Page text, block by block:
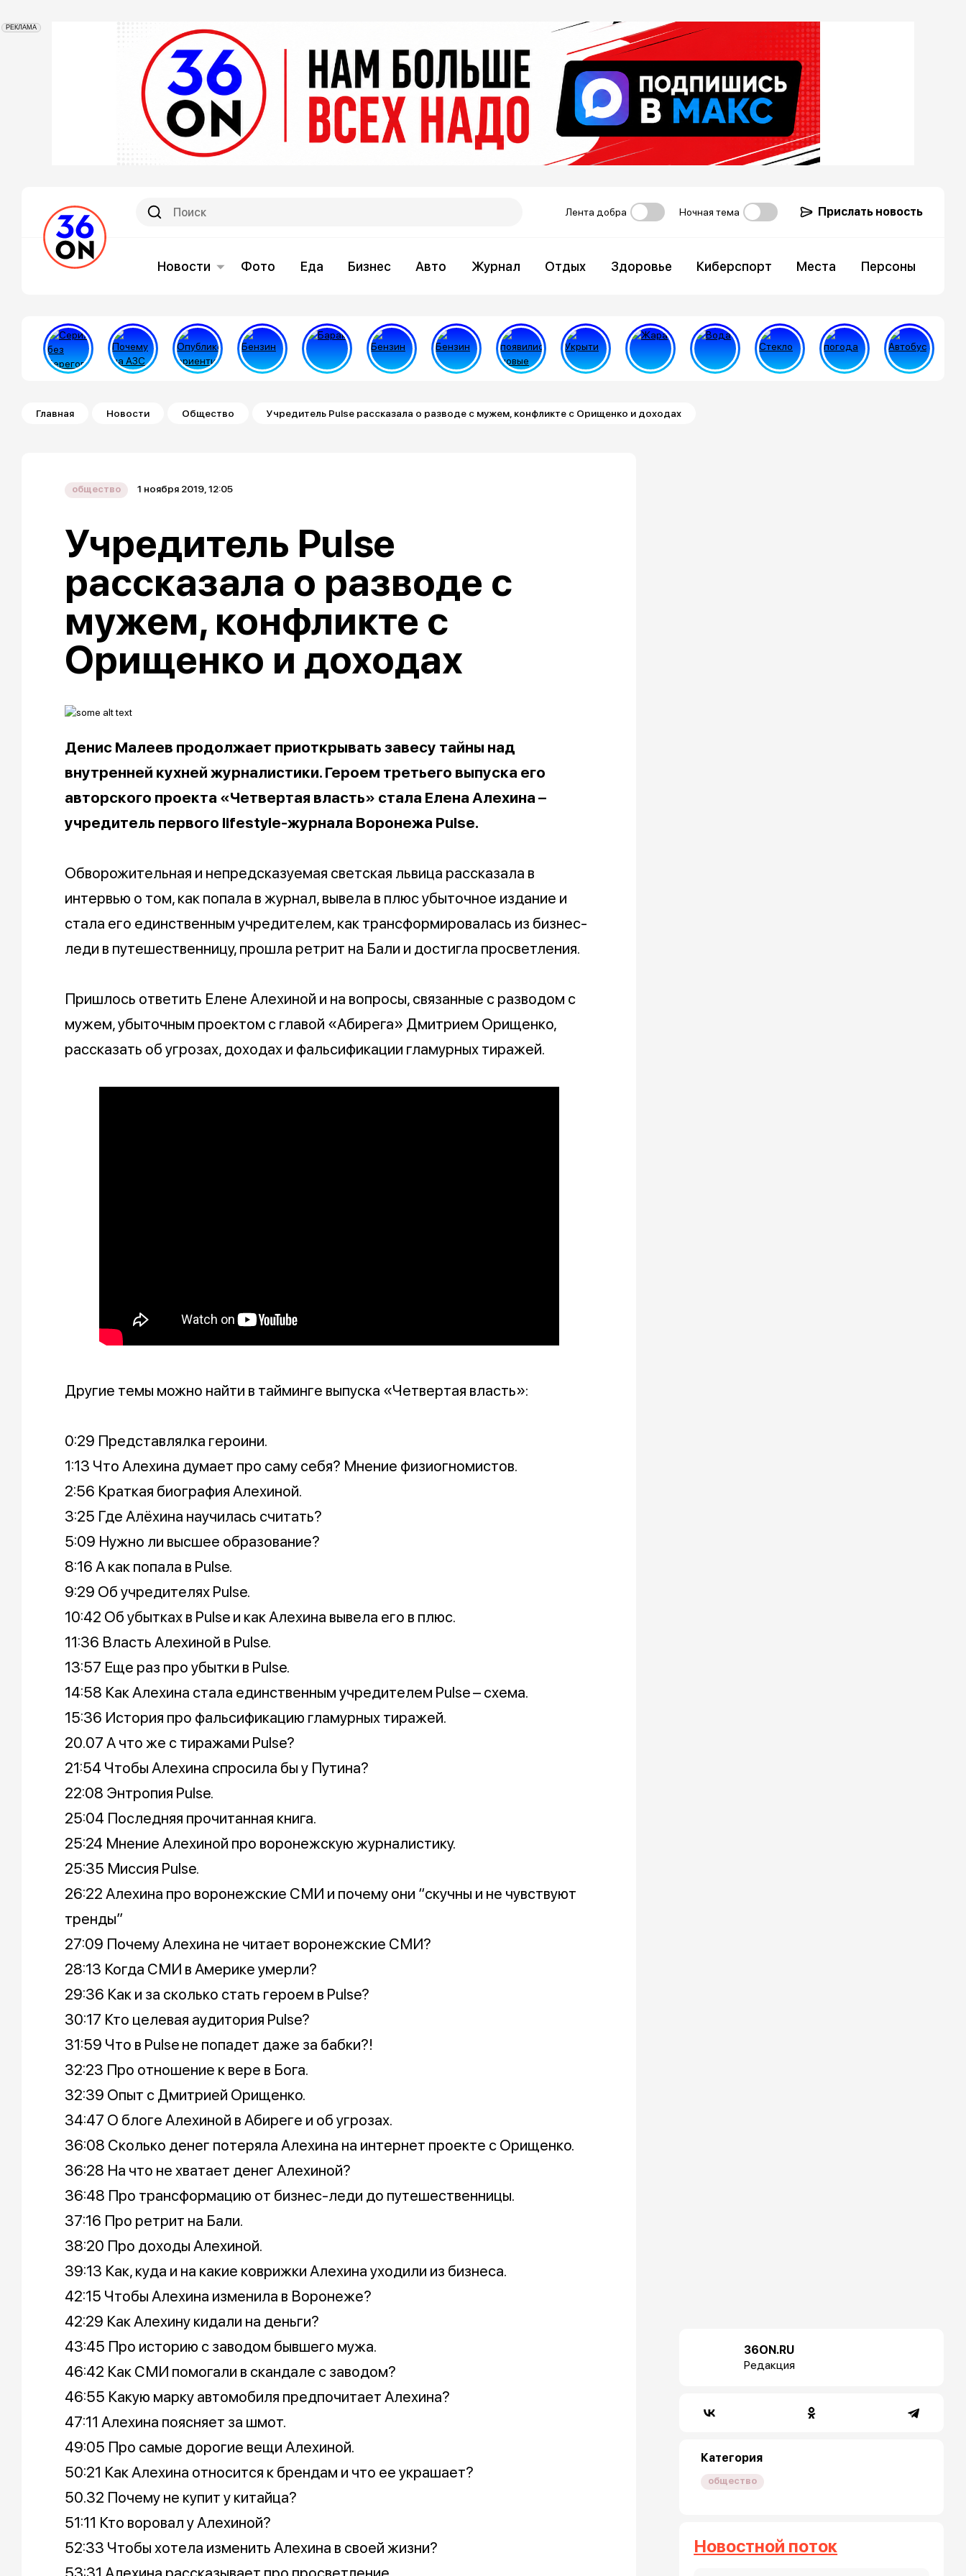
РЕКЛАМА
Лента добра Ночная тема Прислать новость
Новости Фото Еда Бизнес Авто Журнал Отдых Здоровье Киберспорт Места Персоны
Строка навигации
Главная Новости Общество Учредитель Pulse рассказала о разводе с мужем, конфликте с Орищенко и доходах
общество 1 ноября 2019, 12:05
Учредитель Pulse
рассказала о разводе с
мужем, конфликте с
Орищенко и доходах
Денис Малеев продолжает приоткрывать завесу тайны над
внутренней кухней журналистики. Героем третьего выпуска его
авторского проекта «Четвертая власть» стала Елена Алехина –
учредитель первого lifestyle-журнала Воронежа Pulse.
Обворожительная и непредсказуемая светская львица рассказала в
интервью о том, как попала в журнал, вывела в плюс убыточное издание и
стала его единственным учредителем, как трансформировалась из бизнес-
леди в путешественницу, прошла ретрит на Бали и достигла просветления.
Пришлось ответить Елене Алехиной и на вопросы, связанные с разводом с
мужем, убыточным проектом с главой «Абирега» Дмитрием Орищенко,
рассказать об угрозах, доходах и фальсификации гламурных тиражей.
Другие темы можно найти в тайминге выпуска «Четвертая власть»:
0:29 Представлялка героини.
1:13 Что Алехина думает про саму себя? Мнение физиогномистов.
2:56 Краткая биография Алехиной.
3:25 Где Алёхина научилась считать?
5:09 Нужно ли высшее образование?
8:16 А как попала в Pulse.
9:29 Об учредителях Pulse.
10:42 Об убытках в Pulse и как Алехина вывела его в плюс.
11:36 Власть Алехиной в Pulse.
13:57 Еще раз про убытки в Pulse.
14:58 Как Алехина стала единственным учредителем Pulse – схема.
15:36 История про фальсификацию гламурных тиражей.
20.07 А что же с тиражами Pulse?
21:54 Чтобы Алехина спросила бы у Путина?
22:08 Энтропия Pulse.
25:04 Последняя прочитанная книга.
25:24 Мнение Алехиной про воронежскую журналистику.
25:35 Миссия Pulse.
26:22 Алехина про воронежские СМИ и почему они “скучны и не чувствуют
тренды”
27:09 Почему Алехина не читает воронежские СМИ?
28:13 Когда СМИ в Америке умерли?
29:36 Как и за сколько стать героем в Pulse?
30:17 Кто целевая аудитория Pulse?
31:59 Что в Pulse не попадет даже за бабки?!
32:23 Про отношение к вере в Бога.
32:39 Опыт с Дмитрией Орищенко.
34:47 О блоге Алехиной в Абиреге и об угрозах.
36:08 Сколько денег потеряла Алехина на интернет проекте с Орищенко.
36:28 На что не хватает денег Алехиной?
36:48 Про трансформацию от бизнес-леди до путешественницы.
37:16 Про ретрит на Бали.
38:20 Про доходы Алехиной.
39:13 Как, куда и на какие коврижки Алехина уходили из бизнеса.
42:15 Чтобы Алехина изменила в Воронеже?
42:29 Как Алехину кидали на деньги?
43:45 Про историю с заводом бывшего мужа.
46:42 Как СМИ помогали в скандале с заводом?
46:55 Какую марку автомобиля предпочитает Алехина?
47:11 Алехина поясняет за шмот.
49:05 Про самые дорогие вещи Алехиной.
50:21 Как Алехина относится к брендам и что ее украшает?
50.32 Почему не купит у китайца?
51:11 Кто воровал у Алехиной?
52:33 Чтобы хотела изменить Алехина в своей жизни?
36ON.RU
Редакция
Категория
общество
Новостной поток